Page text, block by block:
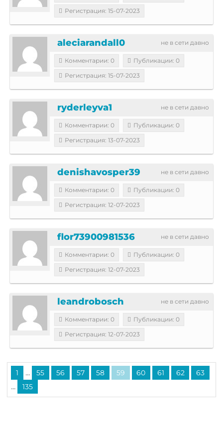
Регистрация: 15-07-2023
не в сети давно
aleciarandall0
Комментарии: 0
Публикации: 0
Регистрация: 15-07-2023
не в сети давно
ryderleyva1
Комментарии: 0
Публикации: 0
Регистрация: 13-07-2023
не в сети давно
denishavosper39
Комментарии: 0
Публикации: 0
Регистрация: 12-07-2023
не в сети давно
flor73900981536
Комментарии: 0
Публикации: 0
Регистрация: 12-07-2023
не в сети давно
leandrobosch
Комментарии: 0
Публикации: 0
Регистрация: 12-07-2023
1 ... 55 56 57 58 59 60 61 62 63
... 135